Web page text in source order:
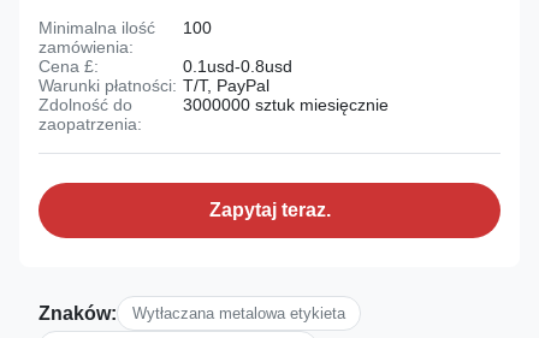
Minimalna ilość
zamówienia:
100
Cena £:
0.1usd-0.8usd
Warunki płatności: T/T, PayPal
Zdolność do
zaopatrzenia:
3000000 sztuk miesięcznie
Zapytaj teraz.
Znaków:
Wytłaczana metalowa etykieta